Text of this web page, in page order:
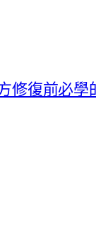
修復前必